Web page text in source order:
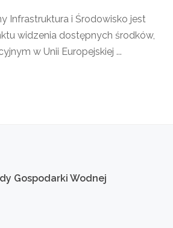
Infrastruktura i Środowisko jest
widzenia dostępnych środków,
w Unii Europejskiej ...
Gospodarki Wodnej